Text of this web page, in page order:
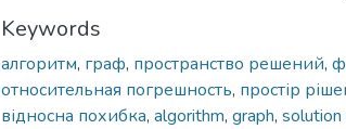
Keywords
алгоритм, граф, пространство решений,
относительная погрешность, простір
відносна похибка, algorithm, graph, solution